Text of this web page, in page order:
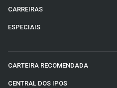
CARREIRAS
ESPECIAIS
CARTEIRA RECOMENDADA
CENTRAL DOS IPOS